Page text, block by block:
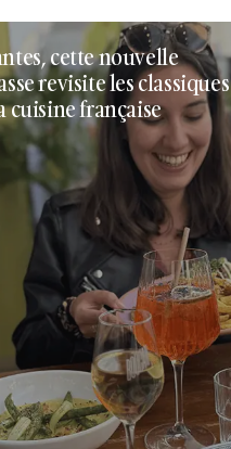
cette nouvelle
revisite les classiques
cuisine française